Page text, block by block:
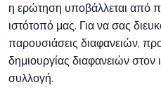
η ερώτηση υποβάλλεται από
ιστότοπό μας. Για να σας
παρουσιάσεις διαφανειών,
δημιουργίας διαφανειών
συλλογή.